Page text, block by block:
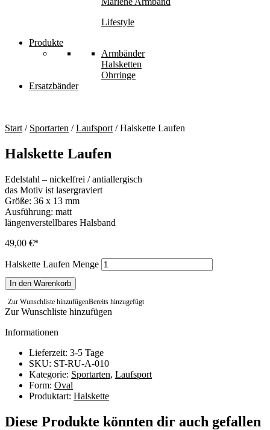
Lifestyle
Produkte
Armbänder
Halsketten
Ohrringe
Ersatzbänder
Start / Sportarten /Laufsport / Halskette Laufen
Halskette Laufen
Edelstahl – nickelfrei / antiallergisch
das Motiv ist lasergraviert
Größe: 36 x 13 mm
Ausführung: matt
längenverstellbares Halsband
49,00 €
Halskette Laufen Menge
In den Warenkorb
Zur Wunschliste hinzufügenBereits hinzugefügt
Zur Wunschliste hinzufügen
Informationen
Lieferzeit: 3-5 Tage
SKU: ST-RU-A-010
Kategorie: Sportarten, Laufsport
Form: Oval
Produktart: Halskette
Diese Produkte könnten dir auch gefallen